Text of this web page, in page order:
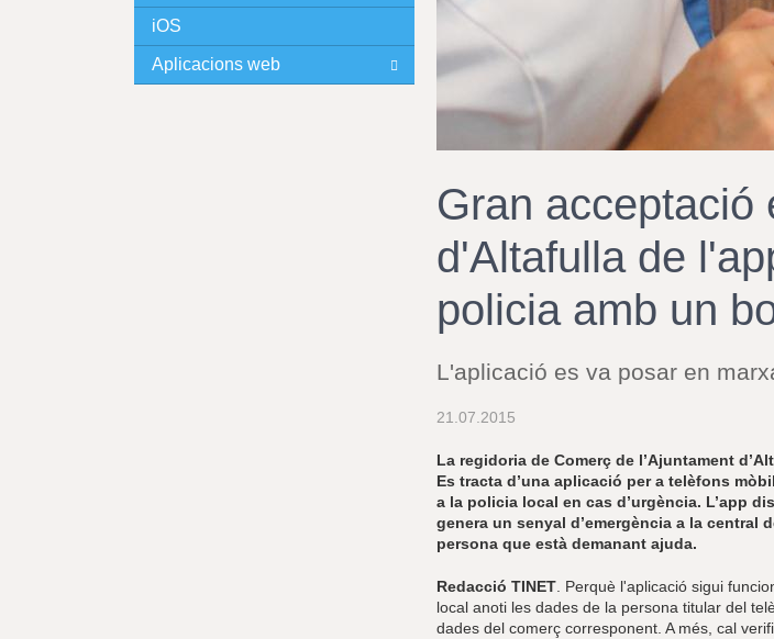
I
N
Gran acceptació
d'Altafulla de
policia amb un
L'aplicació es va posar en
21.07.2015
La regidoria de Comerç de l’Ajuntament
Es tracta d’una aplicació per a telèfons
a la policia local en cas d’urgència. L’app
genera un senyal d’emergència a la
persona que està demanant ajuda.
Redacció TINET . Perquè l'aplicació sigui
local anoti les dades de la persona titular del
dades del comerç corresponent. A més, cal
iOS
Aplicacions web